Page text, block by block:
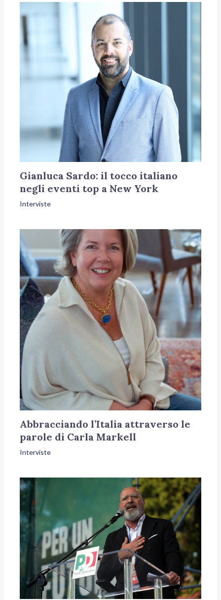
Gianluca Sardo: il tocco italiano
negli eventi top a New York
Interviste
Abbracciando l’Italia attraverso le
parole di Carla Markell
Interviste